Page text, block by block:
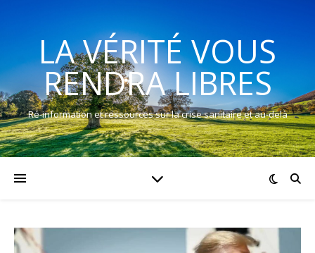
LA VÉRITÉ VOUS
RENDRA LIBRES
Ré-information et ressources sur la crise sanitaire et au-delà